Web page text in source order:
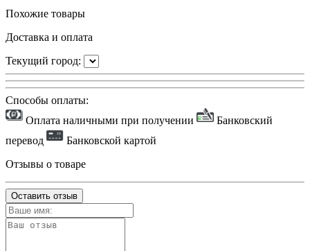
Похожие товары
Доставка и оплата
Текущий город:
Способы оплаты:
Оплата наличными при получении
Банковский
перевод
Банковской картой
Отзывы о товаре
Оставить отзыв